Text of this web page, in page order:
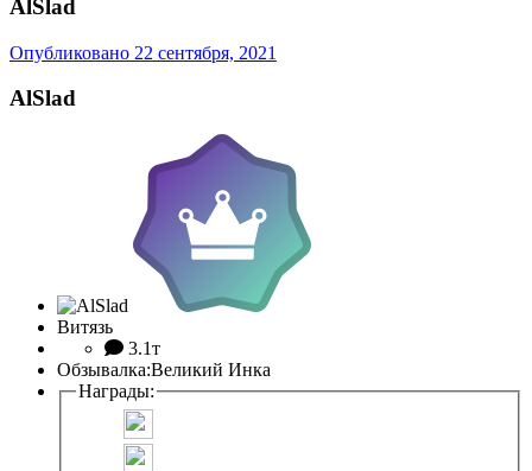
AlSlad
Опубликовано 22 сентября, 2021
AlSlad
Витязь
3.1т
Обзывалка:Великий Инка
Награды: